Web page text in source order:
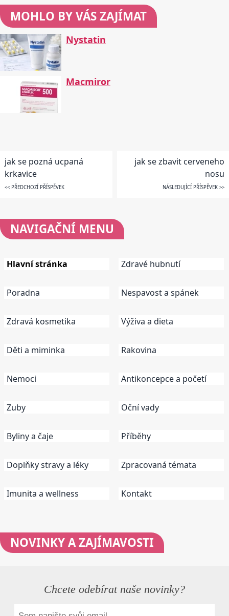
MOHLO BY VÁS ZAJÍMAT
Nystatin
Macmiror
jak se pozná ucpaná
krkavice
<< PŘEDCHOZÍ PŘÍSPĚVEK
jak se zbavit cerveneho
nosu
NÁSLEDUJÍCÍ PŘÍSPĚVEK >>
NAVIGAČNÍ MENU
Hlavní stránka
Poradna
Zdravá kosmetika
Děti a miminka
Nemoci
Zuby
Byliny a čaje
Doplňky stravy a léky
Imunita a wellness
Zdravé hubnutí
Nespavost a spánek
Výživa a dieta
Rakovina
Antikoncepce a početí
Oční vady
Příběhy
Zpracovaná témata
Kontakt
NOVINKYA ZAJÍMAVOSTI
Chcete odebírat naše novinky?